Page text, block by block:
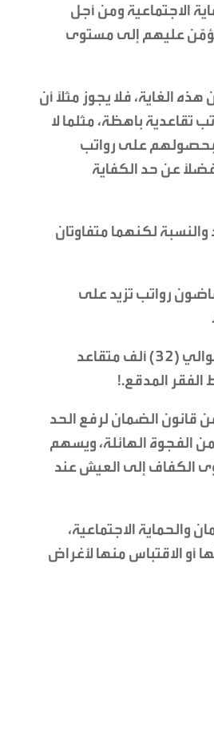
الاجتماعية ومن أجل
عليهم إلى مستوى
الغاية، فلا يجوز مثلاً أن
باهظة، مثلما لا
بحصولهم على رواتب
عن حد الكفاية
لكنهما متفاوتان
يتقاضون رواتب تزيد على
ومسار لحوالي (9%) من متقاعدي الضمان وعددهم يصل إلى حوالي (32) ألف متقاعد
دعوتي وإلحاحي لإنفاذ الفقرة "أ" من المادة ( 89 ) من قانون الضمان لرفع الحد
من الفجوة الهائلة، ويسهم
الكفاف إلى العيش عند
والحماية الاجتماعية،
الاقتباس منها لأغراض